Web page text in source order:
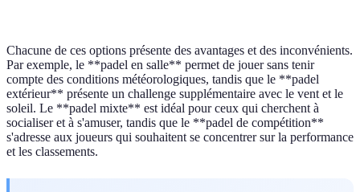
Chacune de ces options présente des avantages et des inconvénients.
Par exemple, le **padel en salle** permet de jouer sans tenir
compte des conditions météorologiques, tandis que le **padel
extérieur** présente un challenge supplémentaire avec le vent et le
soleil. Le **padel mixte** est idéal pour ceux qui cherchent à
socialiser et à s'amuser, tandis que le **padel de compétition**
s'adresse aux joueurs qui souhaitent se concentrer sur la performance
et les classements.